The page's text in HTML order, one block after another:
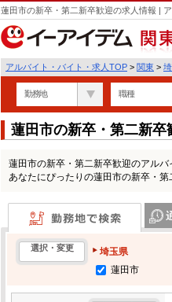
蓮田市の新卒・第二新卒歓迎の求人情報 |
関東
アルバイト・バイト・求人TOP > 関東 >
勤務地 職種
蓮田市の新卒・第二新
蓮田市の新卒・第二新卒歓迎のアル
あなたにぴったりの蓮田市の新卒・第
勤務地で検索
選択・変更
埼玉県
蓮田市